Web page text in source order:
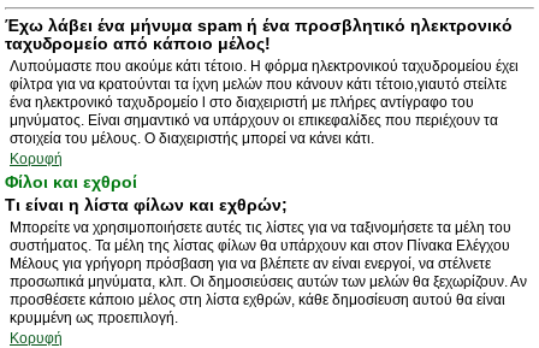
Έχω λάβει ένα μήνυμα spam ή ένα προσβλητικό ηλεκτρονικό
ταχυδρομείο από κάποιο μέλος!
Λυπούμαστε που ακούμε κάτι τέτοιο. Η φόρμα ηλεκτρονικού ταχυδρομείου έχει
φίλτρα για να κρατούνται τα ίχνη μελών που κάνουν κάτι τέτοιο,γιαυτό στείλτε
ένα ηλεκτρονικό ταχυδρομείο l στο διαχειριστή με πλήρες αντίγραφο του
μηνύματος. Είναι σημαντικό να υπάρχουν οι επικεφαλίδες που περιέχουν τα
στοιχεία του μέλους. Ο διαχειριστής μπορεί να κάνει κάτι.
Κορυφή
Φίλοι και εχθροί
Τι είναι η λίστα φίλων και εχθρών;
Μπορείτε να χρησιμοποιήσετε αυτές τις λίστες για να ταξινομήσετε τα μέλη του
συστήματος. Τα μέλη της λίστας φίλων θα υπάρχουν και στον Πίνακα Ελέγχου
Μέλους για γρήγορη πρόσβαση για να βλέπετε αν είναι ενεργοί, να στέλνετε
προσωπικά μηνύματα, κλπ. Οι δημοσιεύσεις αυτών των μελών θα ξεχωρίζουν. Αν
προσθέσετε κάποιο μέλος στη λίστα εχθρών, κάθε δημοσίευση αυτού θα είναι
κρυμμένη ως προεπιλογή.
Κορυφή